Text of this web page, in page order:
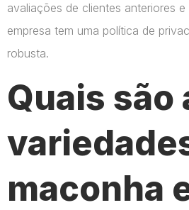
avaliações de clientes anteriores
empresa tem uma política de
robusta.
Quais são
maconha